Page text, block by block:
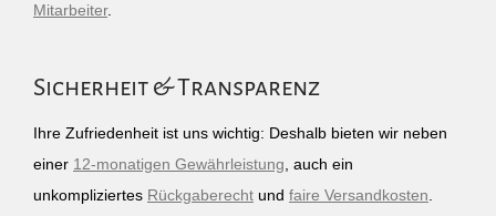
Mitarbeiter.
Sicherheit & Transparenz
Ihre Zufriedenheit ist uns wichtig: Deshalb bieten wir neben
einer 12-monatigen Gewährleistung , auch ein
unkompliziertes Rückgaberecht und faire Versandkosten